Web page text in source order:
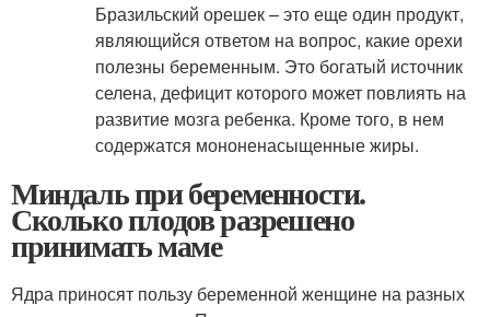
Бразильский орешек – это еще один продукт,
являющийся ответом на вопрос, какие орехи
полезны беременным. Это богатый источник
селена, дефицит которого может повлиять на
развитие мозга ребенка. Кроме того, в нем
содержатся мононенасыщенные жиры.
Миндаль при беременности.
Сколько плодов разрешено
принимать маме
Ядра приносят пользу беременной женщине на разных